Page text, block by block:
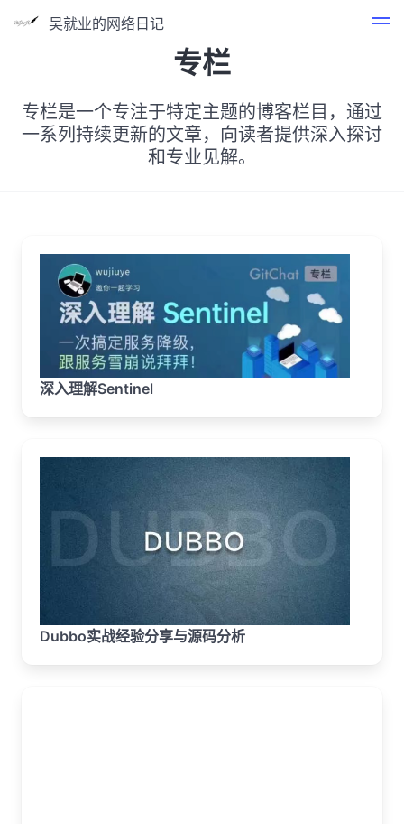
吴就业的网络日记
专栏
专栏是一个专注于特定主题的博客栏目，通过
一系列持续更新的文章，向读者提供深入探讨
和专业见解。
深入理解Sentinel
Dubbo实战经验分享与源码分析